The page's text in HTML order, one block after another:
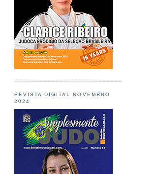
REVISTA DIGITAL NOVEMBRO
2024